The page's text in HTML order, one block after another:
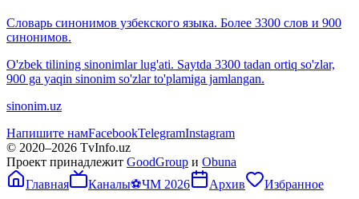
Словарь синонимов узбекского языка. Более 3300 слов и 900
синонимов.
O'zbek tilining sinonimlar lug'ati. Saytda 3300 tadan ortiq so'zlar,
900 ga yaqin sinonim so'zlar to'plamiga jamlangan.
sinonim.uz
Напишите намFacebookTelegramInstagram
© 2020–2026 TvInfo.uz
Проект принадлежит GoodGroup и Obuna
Главная
Каналы⚽ЧМ 2026 Архив Избранное